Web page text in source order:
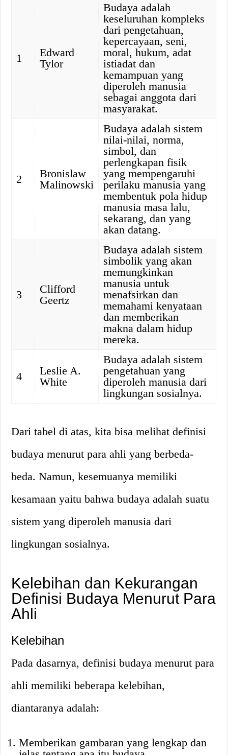
1
Edward
Tylor
Budaya adalah
keseluruhan kompleks
dari pengetahuan,
kepercayaan, seni,
moral, hukum, adat
istiadat dan
kemampuan yang
diperoleh manusia
sebagai anggota dari
masyarakat.
2
Bronislaw
Malinowski
Budaya adalah sistem
nilai-nilai, norma,
simbol, dan
perlengkapan fisik
yang mempengaruhi
perilaku manusia yang
membentuk pola hidup
manusia masa lalu,
sekarang, dan yang
akan datang.
3
Clifford
Geertz
Budaya adalah sistem
simbolik yang akan
memungkinkan
manusia untuk
menafsirkan dan
memahami kenyataan
dan memberikan
makna dalam hidup
mereka.
4
Leslie A.
White
Budaya adalah sistem
pengetahuan yang
diperoleh manusia dari
lingkungan sosialnya.
Dari tabel di atas, kita bisa melihat definisi
budaya menurut para ahli yang berbeda-
beda. Namun, kesemuanya memiliki
kesamaan yaitu bahwa budaya adalah suatu
sistem yang diperoleh manusia dari
lingkungan sosialnya.
Kelebihan dan Kekurangan
Definisi Budaya Menurut Para
Ahli
Kelebihan
Pada dasarnya, definisi budaya menurut para
ahli memiliki beberapa kelebihan,
diantaranya adalah:
Memberikan gambaran yang lengkap dan